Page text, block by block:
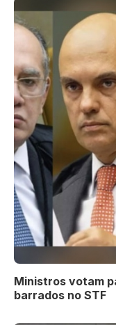
Ministros votam
barrados no STF